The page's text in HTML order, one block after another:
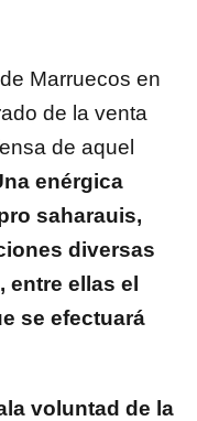
Marruecos en
de la venta
de aquel
enérgica
saharauis,
diversas
entre ellas el
se efectuará
voluntad de la